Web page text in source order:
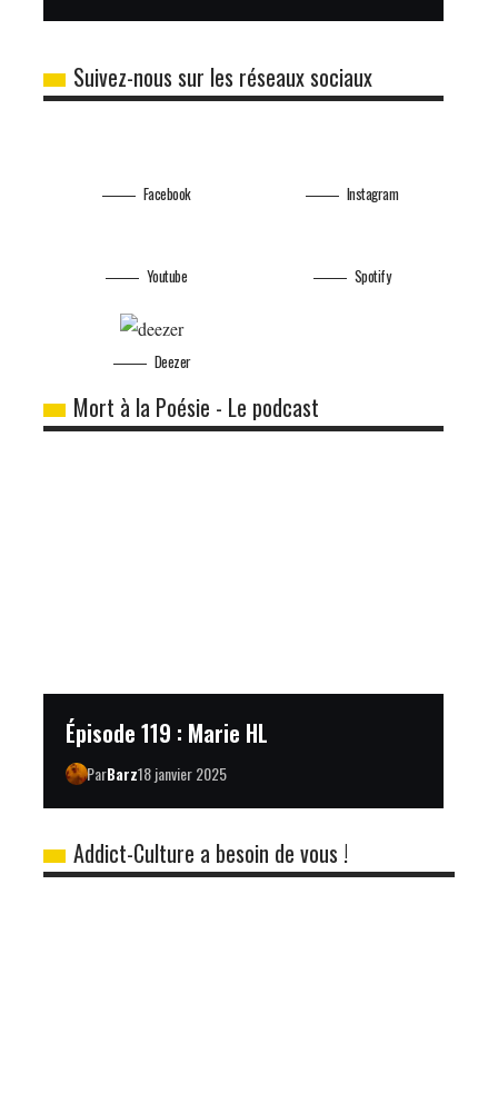
Suivez-nous sur les réseaux sociaux
Facebook
Youtube
Instagram
Spotify
Deezer
Mort à la Poésie - Le podcast
Épisode 119 : Marie HL
ParBarz18 janvier 2025
Addict-Culture a besoin de vous !